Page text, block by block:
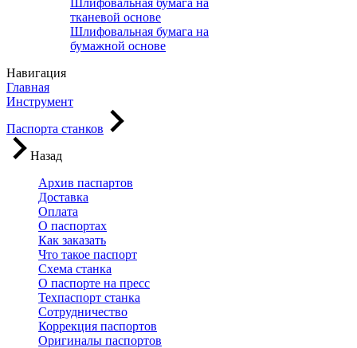
Шлифовальная бумага на
тканевой основе
Шлифовальная бумага на
бумажной основе
Навигация
Главная
Инструмент
Паспорта станков
Назад
Архив паспартов
Доставка
Оплата
О паспортах
Как заказать
Что такое паспорт
Схема станка
О паспорте на пресс
Техпаспорт станка
Сотрудничество
Коррекция паспортов
Оригиналы паспортов